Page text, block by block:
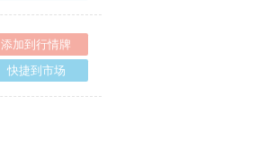
添加到行情牌
快捷到市场